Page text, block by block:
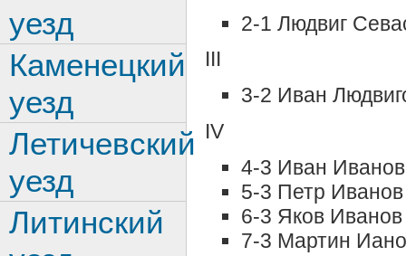
2-1 Людвиг
III
3-2 Иван
IV
4-3 Иван Иванов
5-3 Петр Иванов
6-3 Яков Иванов
7-3 Мартин
уезд
Каменецкий
уезд
Летичевский
уезд
Литинский